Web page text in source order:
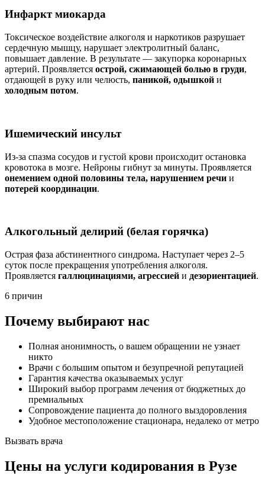
Инфаркт миокарда
Токсическое воздействие алкоголя и наркотиков разрушает
сердечную мышцу, нарушает электролитный баланс,
повышает давление. В результате — закупорка коронарных
артерий. Проявляется острой, сжимающей болью в груди,
отдающей в руку или челюсть, паникой, одышкой и
холодным потом.
Ишемический инсульт
Из-за спазма сосудов и густой крови происходит остановка
кровотока в мозге. Нейроны гибнут за минуты. Проявляется
онемением одной половины тела, нарушением речи и
потерей координации.
Алкогольный делирий (белая горячка)
Острая фаза абстинентного синдрома. Наступает через 2–5
суток после прекращения употребления алкоголя.
Проявляется галлюцинациями, агрессией и дезориентацией.
6 причин
Почему выбирают нас
Полная анонимность, о вашем обращении не узнает
никто
Врачи с большим опытом и безупречной репутацией
Гарантия качества оказываемых услуг
Широкий выбор программ лечения от бюджетных до
премиальных
Сопровождение пациента до полного выздоровления
Удобное местоположение стационара, недалеко от метро
Вызвать врача
Цены на услуги кодирования в Рузе